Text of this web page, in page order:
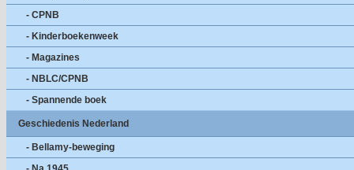
- CPNB
- Kinderboekenweek
- Magazines
- NBLC/CPNB
- Spannende boek
Geschiedenis Nederland
- Bellamy-beweging